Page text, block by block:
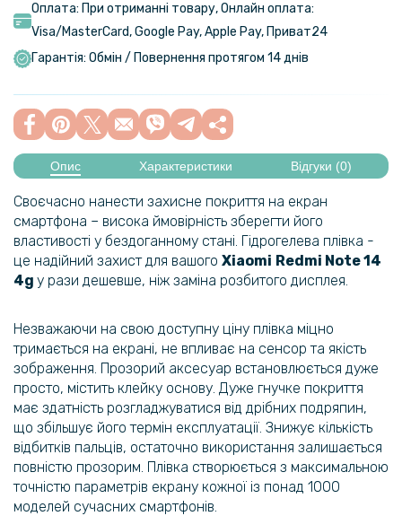
649 грн
Чохол-накладка Nillkin Cam Shield Pro для Xiaomi 13T / 13T Pro
237 грн
279 грн
Чохол-накладка Armored Case Sota для Xiaomi 13T / 13T Pro / K60
Ultra​
254 грн
299 грн
Захисне скло Full Screen Tempered Glass для Xiaomi 14T / 14T Pro,
299 грн
Захисне скло Privacy Screen для Xiaomi 14T / 14T Pro, Black
259 грн
Шкіряний чохол - накладка Fanoya для Motorola Moto G85 / S50
Neo
Оплата: При отриманні товару, Онлайн оплата:
Visa/MasterСard, Google Pay, Apple Pay, Приват24
Гарантія: Обмін / Повернення протягом 14 днів
Опис Характеристики Відгуки (0)
Своєчасно нанести захисне покриття на екран
смартфона – висока ймовірність зберегти його
властивості у бездоганному стані. Гідрогелева плівка -
це надійний захист для вашого Xiaomi Redmi Note 14
4g у рази дешевше, ніж заміна розбитого дисплея.
Незважаючи на свою доступну ціну плівка міцно
тримається на екрані, не впливає на сенсор та якість
зображення. Прозорий аксесуар встановлюється дуже
просто, містить клейку основу. Дуже гнучке покриття
має здатність розгладжуватися від дрібних подряпин,
що збільшує його термін експлуатації. Знижує кількість
відбитків пальців, остаточно використання залишається
повністю прозорим. Плівка створюється з максимальною
точністю параметрів екрану кожної із понад 1000
моделей сучасних смартфонів.